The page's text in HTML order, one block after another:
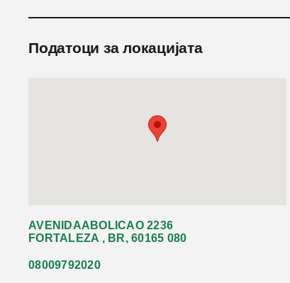
Податоци за локацијата
AVENIDAABOLICAO 2236
FORTALEZA , BR, 60165 080
08009792020